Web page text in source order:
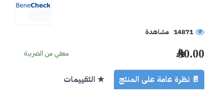
14871 مشاهدة
90.00 ﷼ معفي من الضريبة
📄 نظرة عامة على المنتج ★ التقييمات